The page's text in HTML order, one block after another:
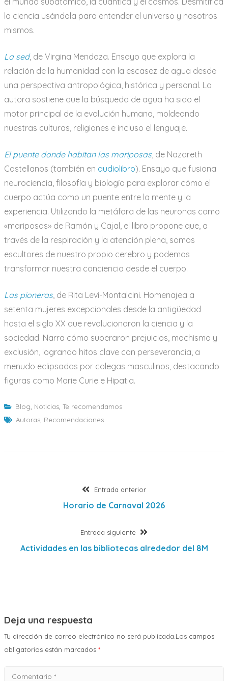
la ciencia usándola para entender el universo y nosotros
mismos.
La sed, de Virgina Mendoza. Ensayo que explora la
relación de la humanidad con la escasez de agua desde
una perspectiva antropológica, histórica y personal. La
autora sostiene que la búsqueda de agua ha sido el
motor principal de la evolución humana, moldeando
nuestras culturas, religiones e incluso el lenguaje.
El puente donde habitan las mariposas, de Nazareth
Castellanos (también en audiolibro). Ensayo que fusiona
neurociencia, filosofía y biología para explorar cómo el
cuerpo actúa como un puente entre la mente y la
experiencia. Utilizando la metáfora de las neuronas como
«mariposas» de Ramón y Cajal, el libro propone que, a
través de la respiración y la atención plena, somos
escultores de nuestro propio cerebro y podemos
transformar nuestra conciencia desde el cuerpo.
Las pioneras, de Rita Levi-Montalcini. Homenajea a
setenta mujeres excepcionales desde la antigüedad
hasta el siglo XX que revolucionaron la ciencia y la
sociedad. Narra cómo superaron prejuicios, machismo y
exclusión, logrando hitos clave con perseverancia, a
menudo eclipsadas por colegas masculinos, destacando
figuras como Marie Curie e Hipatia.
Blog Noticias, Te recomendamos
Autoras, Recomendaciones
Entrada anteriorEntrada
anterior:
Horario de Carnaval 2026
Entrada siguiente
Entrada
siguiente:
Actividades en las bibliotecas alrededor del 8M
Deja una respuesta
Tu dirección de correo electrónico no será publicada.Los campos
obligatorios están marcados *
Comentario